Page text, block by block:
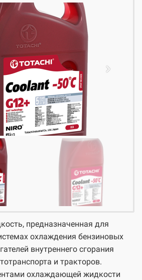
предназначенная для
охлаждения бензиновых
внутреннего сгорания
и тракторов.
охлаждающей жидкости